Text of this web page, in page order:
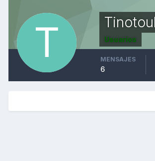
Usuarios
MENSAJES
6